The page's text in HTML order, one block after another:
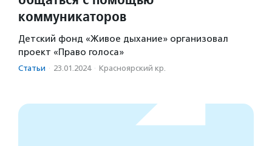
коммуникаторов
Детский фонд «Живое дыхание» организовал
проект «Право голоса»
Статьи · 23.01.2024 · Красноярский кр.